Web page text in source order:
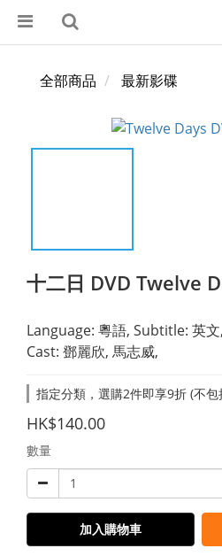
全部商品 最新影碟
十二日 DVD Twelve
Language: 粵語, Subtitle: 英
Cast: 鄧麗欣, 馬志威,
指定分類，選購2件即享9折 (不
HK$140.00
數量
加入購物車